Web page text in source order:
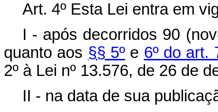
Art. 4º Esta Lei entra em
I - após decorridos 90
quanto aos §§ 5º e 6º do art.
2º à Lei nº 13.576, de 26 de
II - na data de sua